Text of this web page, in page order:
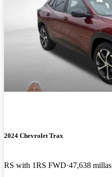
2024 Chevrolet Trax
RS with 1RS FWD 47,638 millas